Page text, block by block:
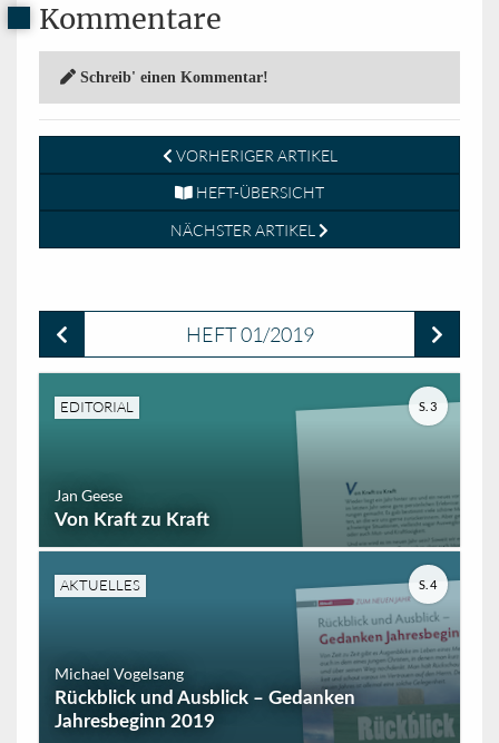
Kommentare
Schreib' einen Kommentar!
VORHERIGER ARTIKEL
HEFT-ÜBERSICHT
NÄCHSTER ARTIKEL
HEFT 01/2019
EDITORIAL
Jan Geese
Von Kraft zu Kraft
S. 3
AKTUELLES
Michael Vogelsang
Rückblick und Ausblick – Gedanken
Jahresbeginn 2019
S. 4